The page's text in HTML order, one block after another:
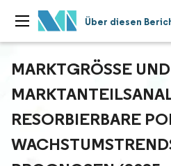
Über diesen
MARKTGRÖSSE UND M
ESORBIERBARE
ACHSTUMSTRENDS